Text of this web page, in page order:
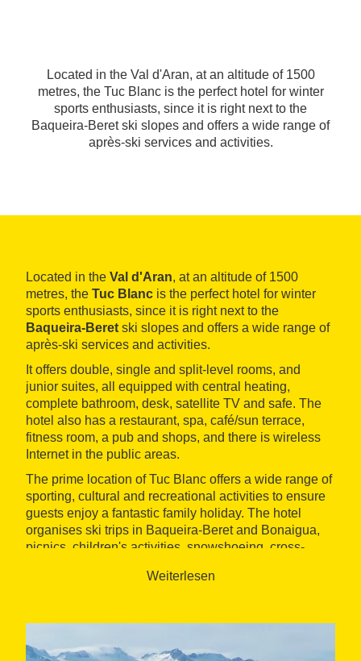
Located in the Val d'Aran, at an altitude of 1500
metres, the Tuc Blanc is the perfect hotel for winter
sports enthusiasts, since it is right next to the
Baqueira-Beret ski slopes and offers a wide range of
après-ski services and activities.
Located in the Val d'Aran, at an altitude of 1500
metres, the Tuc Blanc is the perfect hotel for winter
sports enthusiasts, since it is right next to the
Baqueira-Beret ski slopes and offers a wide range of
après-ski services and activities.
It offers double, single and split-level rooms, and
junior suites, all equipped with central heating,
complete bathroom, desk, satellite TV and safe. The
hotel also has a restaurant, spa, café/sun terrace,
fitness room, a pub and shops, and there is wireless
Internet in the public areas.
The prime location of Tuc Blanc offers a wide range of
sporting, cultural and recreational activities to ensure
guests enjoy a fantastic family holiday. The hotel
organises ski trips in Baqueira-Beret and Bonaigua,
picnics, children's activities, snowshoeing, cross-
Weiterlesen